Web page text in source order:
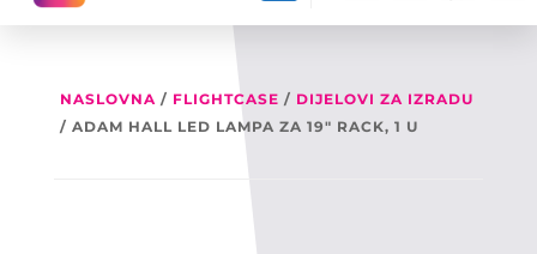
NASLOVNA/ FLIGHTCASE / DIJELOVI ZA IZRADU
/ ADAM HALL LED LAMPA ZA 19″ RACK, 1 U